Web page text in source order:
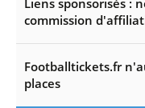
Liens sponsorisés :
commission
Footballtickets.fr
places